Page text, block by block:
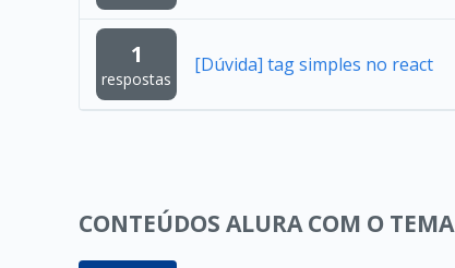
1
respostas
[Dúvida] tag simples no react
CONTEÚDOS ALURA COM O TEMA